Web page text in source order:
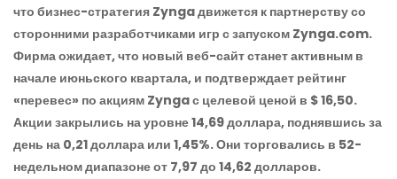
что бизнес-стратегия Zynga движется к партнерству со
сторонними разработчиками игр с запуском Zynga.com.
Фирма ожидает, что новый веб-сайт станет активным в
начале июньского квартала, и подтверждает рейтинг
«перевес» по акциям Zynga с целевой ценой в $ 16,50.
Акции закрылись на уровне 14,69 доллара, поднявшись за
день на 0,21 доллара или 1,45%. Они торговались в 52-
недельном диапазоне от 7,97 до 14,62 долларов.